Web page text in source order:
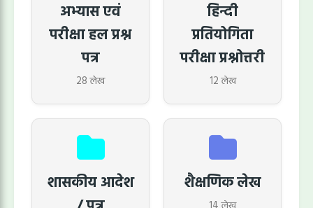
अभ्यास एवं
परीक्षा हल प्रश्न
पत्र
28 लेख
हिन्दी
प्रतियोगिता
परीक्षा प्रश्नोत्तरी
12 लेख
शासकीय आदेश
शैक्षणिक लेख